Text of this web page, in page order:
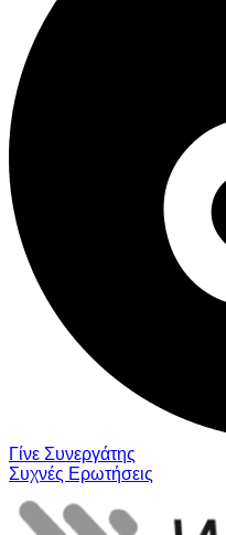
Γίνε Συνεργάτης
Συχνές Ερωτήσεις